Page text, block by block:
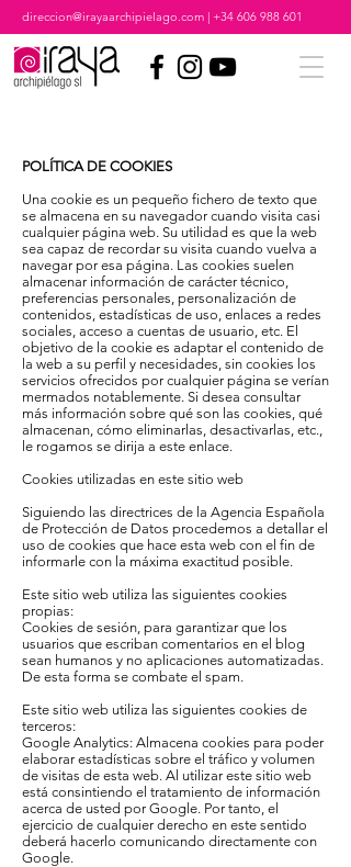
direccion@irayaarchipielago.com | +34 606 988 601
POLÍTICA DE COOKIES
Una cookie es un pequeño fichero de texto que
se almacena en su navegador cuando visita casi
cualquier página web. Su utilidad es que la web
sea capaz de recordar su visita cuando vuelva a
navegar por esa página. Las cookies suelen
almacenar información de carácter técnico,
preferencias personales, personalización de
contenidos, estadísticas de uso, enlaces a redes
sociales, acceso a cuentas de usuario, etc. El
objetivo de la cookie es adaptar el contenido de
la web a su perfil y necesidades, sin cookies los
servicios ofrecidos por cualquier página se verían
mermados notablemente. Si desea consultar
más información sobre qué son las cookies, qué
almacenan, cómo eliminarlas, desactivarlas, etc.,
le rogamos se dirija a este enlace.
Cookies utilizadas en este sitio web
Siguiendo las directrices de la Agencia Española
de Protección de Datos procedemos a detallar el
uso de cookies que hace esta web con el fin de
informarle con la máxima exactitud posible.
Este sitio web utiliza las siguientes cookies
propias:
Cookies de sesión, para garantizar que los
usuarios que escriban comentarios en el blog
sean humanos y no aplicaciones automatizadas.
De esta forma se combate el spam.
Este sitio web utiliza las siguientes cookies de
terceros:
Google Analytics: Almacena cookies para poder
elaborar estadísticas sobre el tráfico y volumen
de visitas de esta web. Al utilizar este sitio web
está consintiendo el tratamiento de información
acerca de usted por Google. Por tanto, el
ejercicio de cualquier derecho en este sentido
deberá hacerlo comunicando directamente con
Google.